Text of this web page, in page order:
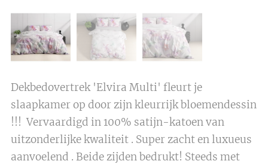
Dekbedovertrek 'Elvira Multi' fleurt je
slaapkamer op door zijn kleurrijk bloemendessin
!!! Vervaardigd in 100% satijn-katoen van
uitzonderlijke kwaliteit . Super zacht en luxueus
aanvoelend . Beide zijden bedrukt! Steeds met